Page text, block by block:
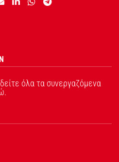
όλα τα συνεργαζόμενα